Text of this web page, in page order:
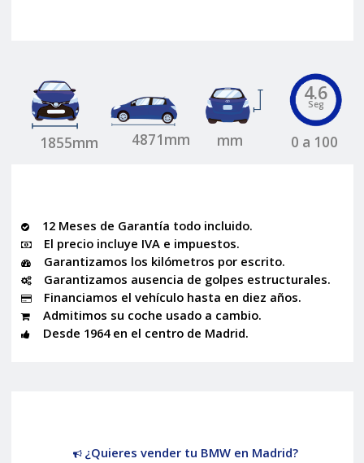
1855mm 4871mm mm
4.6
Seg
0 a 100
12 Meses de Garantía todo incluido.
El precio incluye IVA e impuestos.
Garantizamos los kilómetros por escrito.
Garantizamos ausencia de golpes estructurales.
Financiamos el vehículo hasta en diez años.
Admitimos su coche usado a cambio.
Desde 1964 en el centro de Madrid.
¿Quieres vender tu BMW en Madrid?